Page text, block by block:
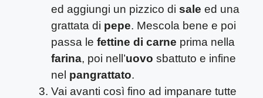
ed aggiungi un pizzico di sale ed una
grattata di pepe. Mescola bene e poi
passa le fettine di carne prima nella
farina, poi nell’uovo sbattuto e infine
nel pangrattato.
Vai avanti così fino ad impanare tutte